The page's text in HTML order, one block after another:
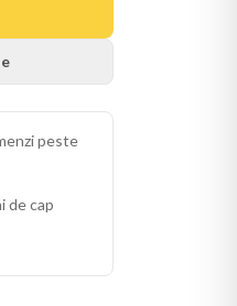
peste
de cap